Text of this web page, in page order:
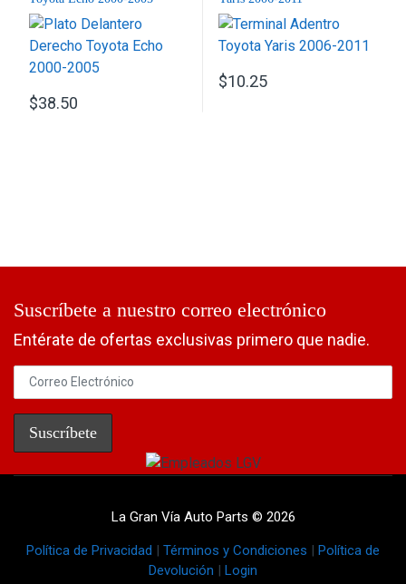
$38.50
$10.25
Suscríbete a nuestro correo electrónico
Entérate de ofertas exclusivas primero que nadie.
La Gran Vía Auto Parts © 2026
Política de Privacidad | Términos y Condiciones | Política de
Devolución | Login